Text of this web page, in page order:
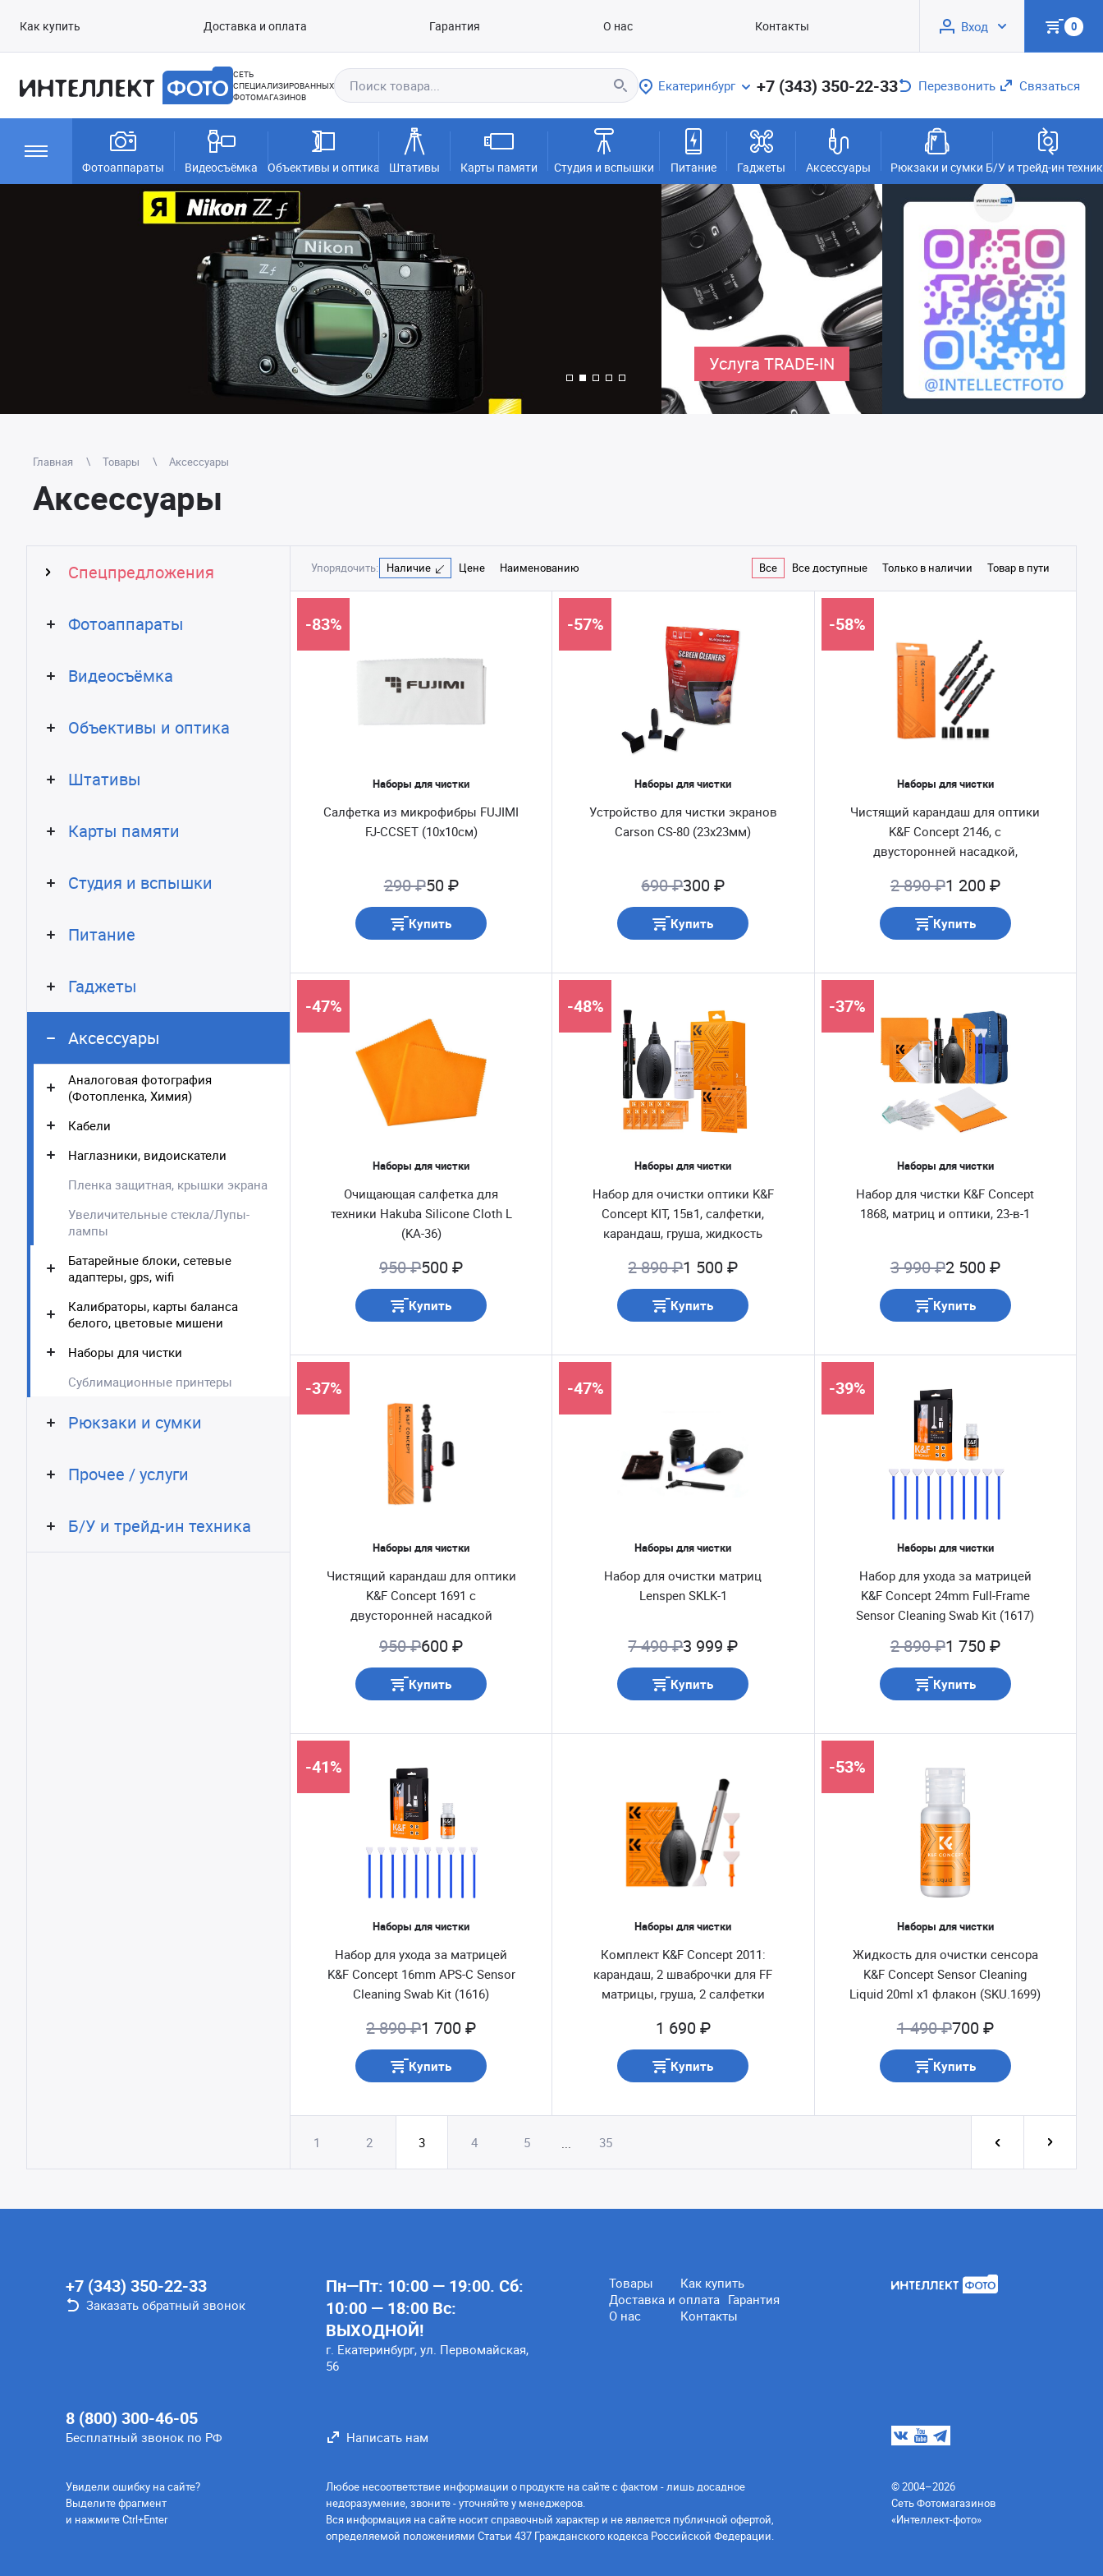
Как купить Доставка и оплата Гарантия О нас Контакты Вход 0
СЕТЬ
СПЕЦИАЛИЗИРОВАННЫХ
ФОТОМАГАЗИНОВ
Екатеринбург +7 (343) 350-22-33 Перезвонить Связаться
Фотоаппараты Видеосъёмка Объективы и оптика Штативы Карты памяти Студия и вспышки Питание Гаджеты Аксессуары Рюкзаки и сумки Б/У и трейд-ин
Услуга TRADE-IN
Главная Товары Аксессуары
Аксессуары
Спецпредложения
Фотоаппараты
Видеосъёмка
Объективы и оптика
Штативы
Карты памяти
Студия и вспышки
Питание
Гаджеты
Аксессуары
Аналоговая фотография
(Фотопленка, Химия)
Кабели
Наглазники, видоискатели
Пленка защитная, крышки экрана
Увеличительные стекла/Лупы-
лампы
Батарейные блоки, сетевые
адаптеры, gps, wifi
Калибраторы, карты баланса
белого, цветовые мишени
Наборы для чистки
Сублимационные принтеры
Рюкзаки и сумки
Прочее / услуги
Б/У и трейд-ин техника
Упорядочить: Наличие Цене Наименованию Все Все доступные Только в наличии Товар в пути
Наборы для чистки
Салфетка из микрофибры FUJIMI
FJ-CCSET (10x10см)
-83%
290 ₽50 ₽
Купить
Наборы для чистки
Устройство для чистки экранов
Carson CS-80 (23х23мм)
-57%
690 ₽300 ₽
Купить
Наборы для чистки
Чистящий карандаш для оптики
K&F Concept 2146, с
двусторонней насадкой,
-58%
2 890 ₽1 200 ₽
Купить
Наборы для чистки
Очищающая салфетка для
техники Hakuba Silicone Cloth L
(KA-36)
-47%
950 ₽500 ₽
Купить
Наборы для чистки
Набор для очистки оптики K&F
Concept KIT, 15в1, салфетки,
карандаш, груша, жидкость
-48%
2 890 ₽1 500 ₽
Купить
Наборы для чистки
Набор для чистки K&F Concept
1868, матриц и оптики, 23-в-1
-37%
3 990 ₽2 500 ₽
Купить
Наборы для чистки
Чистящий карандаш для оптики
K&F Concept 1691 с
двусторонней насадкой
-37%
950 ₽600 ₽
Купить
Наборы для чистки
Набор для очистки матриц
Lenspen SKLK-1
-47%
7 490 ₽3 999 ₽
Купить
Наборы для чистки
Набор для ухода за матрицей
K&F Concept 24mm Full-Frame
Sensor Cleaning Swab Kit (1617)
-39%
2 890 ₽1 750 ₽
Купить
Наборы для чистки
Набор для ухода за матрицей
K&F Concept 16mm APS-C Sensor
Cleaning Swab Kit (1616)
-41%
2 890 ₽1 700 ₽
Купить
Наборы для чистки
Комплект K&F Concept 2011:
карандаш, 2 шваброчки для FF
матрицы, груша, 2 салфетки
1 690 ₽
Купить
Наборы для чистки
Жидкость для очистки сенсора
K&F Concept Sensor Cleaning
Liquid 20ml x1 флакон (SKU.1699)
-53%
1 490 ₽700 ₽
Купить
1 2 3 4 5 ... 35
+7 (343) 350-22-33
Заказать обратный звонок
8 (800) 300-46-05
Бесплатный звонок по РФ
Пн—Пт: 10:00 — 19:00. Сб:
10:00 — 18:00 Вс:
ВЫХОДНОЙ!
г. Екатеринбург, ул. Первомайская,
56
Товары
Как купить
Доставка и оплата Гарантия
О нас
Контакты
Написать нам
Увидели ошибку на сайте?
Выделите фрагмент
и нажмите Ctrl+Enter
Любое несоответствие информации о продукте на сайте с фактом - лишь досадное
недоразумение, звоните - уточняйте у менеджеров.
Вся информация на сайте носит справочный характер и не является публичной офертой,
определяемой положениями Статьи 437 Гражданского кодекса Российской Федерации.
© 2004–2026
Сеть Фотомагазинов
«Интеллект-фото»